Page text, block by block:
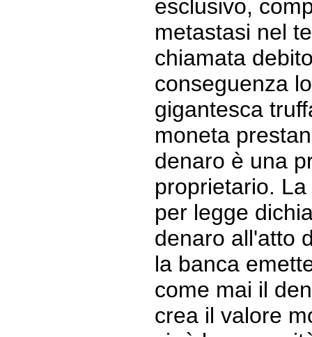
esclusivo,
metastasi nel
chiamata
conseguenza
gigantesca
moneta
denaro è una
proprietario.
per legge
denaro all'atto
la banca
come mai il
crea il valore